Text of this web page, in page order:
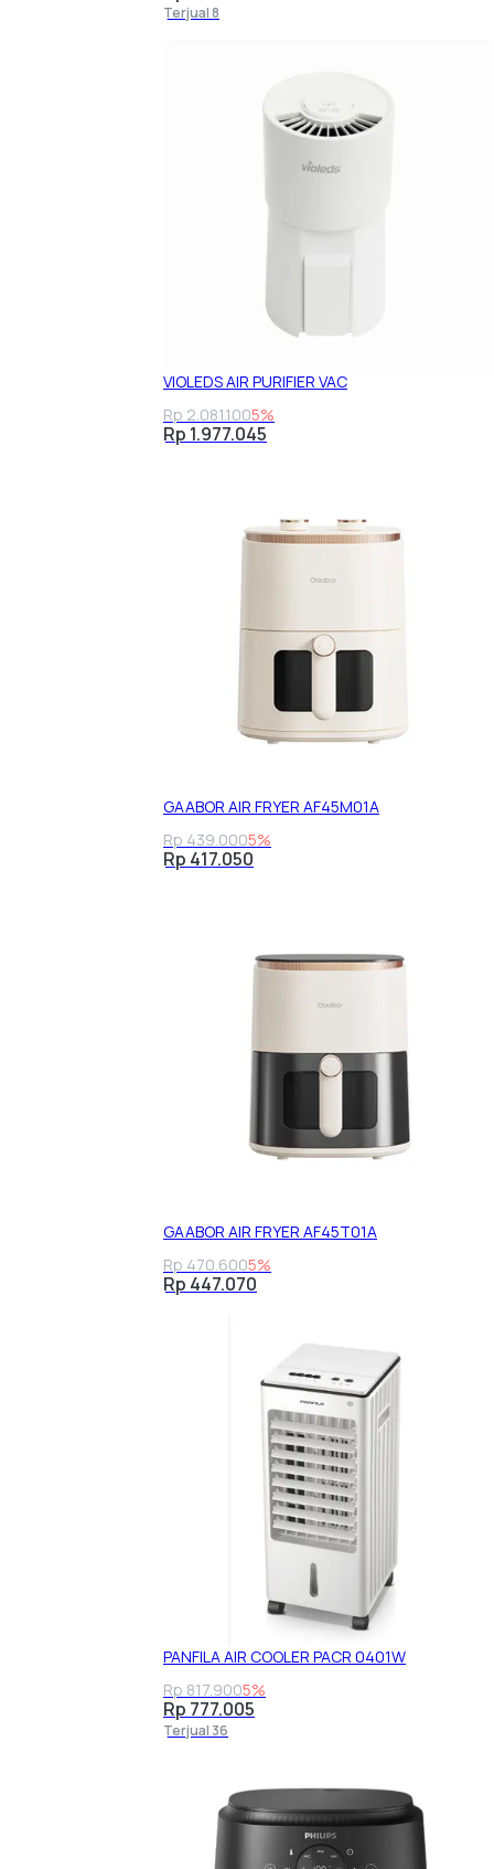
Terjual 8
VIOLEDS AIR PURIFIER VAC
Rp 2.081.1005%
Rp 1.977.045
GAABOR AIR FRYER AF45M01A
Rp 439.0005%
Rp 417.050
GAABOR AIR FRYER AF45T01A
Rp 470.6005%
Rp 447.070
PANFILA AIR COOLER PACR 0401W
Rp 817.9005%
Rp 777.005
Terjual 36